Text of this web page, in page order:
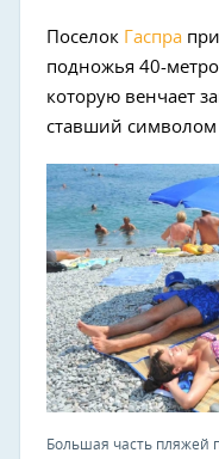
Поселок Гаспра
подножья 40-
которую венчает
ставший символом
Большая часть пляжей